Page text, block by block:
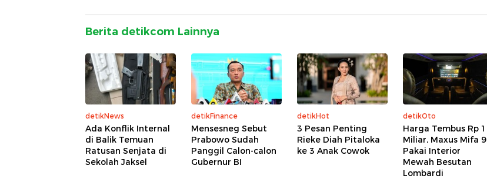
Berita detikcom Lainnya
detikNews
Ada Konflik Internal
di Balik Temuan
Ratusan Senjata di
Sekolah Jaksel
detikFinance
Mensesneg Sebut
Prabowo Sudah
Panggil Calon-calon
Gubernur BI
detikHot
3 Pesan Penting
Rieke Diah Pitaloka
ke 3 Anak Cowok
detikOto
Harga Tembus Rp 1
Miliar, Maxus Mifa 9
Pakai Interior
Mewah Besutan
Lombardi